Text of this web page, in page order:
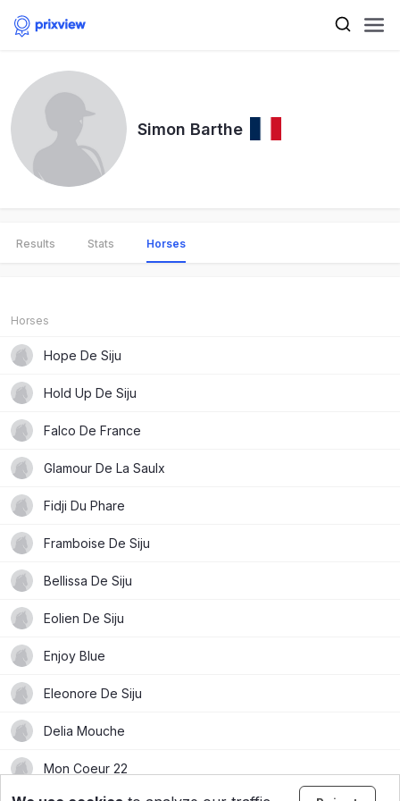
Simon Barthe
Results Stats Horses
Horses
Hope De Siju
Hold Up De Siju
Falco De France
Glamour De La Saulx
Fidji Du Phare
Framboise De Siju
Bellissa De Siju
Eolien De Siju
Enjoy Blue
Eleonore De Siju
Delia Mouche
Mon Coeur 22